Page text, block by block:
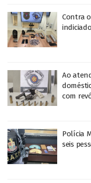
Contra
Ao
com
Polícia
seis